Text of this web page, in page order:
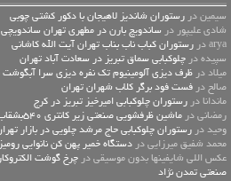
سیمین در رستوران شاندیز لاهیجان با دکور کشتی چوبی
شادی علیپور در ساندویچ بارن در مطهری تهران
arya در
رستوران کباب ناب بناب تهران آیت الله کاشانی
سپیده در چلوکبابی سماق تبریز در سعادت آباد تهران
میلاد در ظرف دیزی آلومینیوم تک نفره دیزی سرا
صالح در فست فود برگر کلاب شهران تهران
ماندانا در رستوران چلوکبابی امیرخیز تبریز در کرج
رمضانی در ماشین ظرفشویی صنعتی زیر کانتری 540بشقاب الکترولوکس
وحید در رستوران چلوکبابی حاج مرشد چلویی در بازار
محمد شفیق میرزایی در دستگاه خمیر پهن کن نانوایی
عكس اللي شايفينها بدون موسيقى در
صنعتی تمدن نژاد